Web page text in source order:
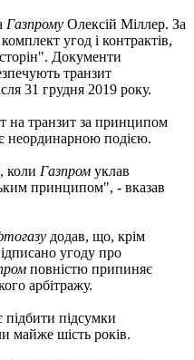
Газпрому Олексій Міллер. За
угод і контрактів,
Документи
транзит
31 грудня 2019 року.
на транзит за принципом
неординарною подією.
коли Газпром уклав
принципом", - вказав
додав, що, крім
угоду про
повністю припиняє
арбітражу.
підбити підсумки
майже шість років.